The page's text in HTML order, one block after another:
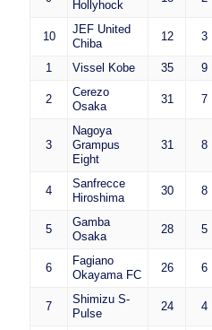
Hollyhock
10
JEF United
Chiba
12 3
1 Vissel Kobe 35 9
2
Cerezo
Osaka
31 7
3
Nagoya
Grampus
Eight
31 8
4
Sanfrecce
Hiroshima
30 8
5
Gamba
Osaka
28 5
6
Fagiano
Okayama FC
26 6
7
Shimizu S-
Pulse
24 4